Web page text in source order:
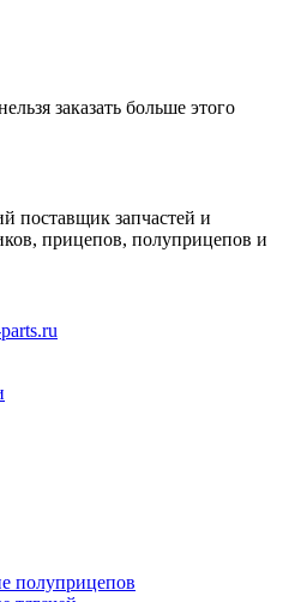
заказать больше этого
поставщик запчастей и
прицепов, полуприцепов и
полуприцепов